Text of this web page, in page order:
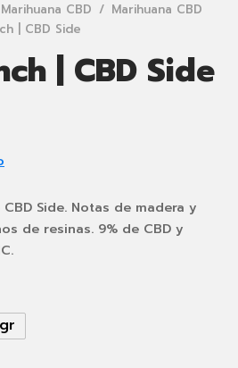
Marihuana CBD / Marihuana CBD
| CBD Side
| CBD Side
Side. Notas de madera y
de resinas. 9% de CBD y